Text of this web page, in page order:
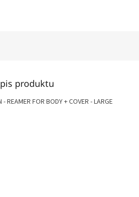
produktu
REAMER FOR BODY + COVER - LARGE